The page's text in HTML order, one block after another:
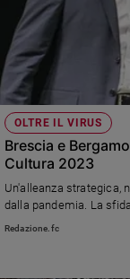
OLTRE IL VIRUS
Brescia e
Cultura 2023
Un'alleanza strategica,
dalla pandemia. La
Redazione.fc